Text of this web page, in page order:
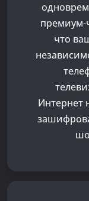
премиум-
что
Интернет